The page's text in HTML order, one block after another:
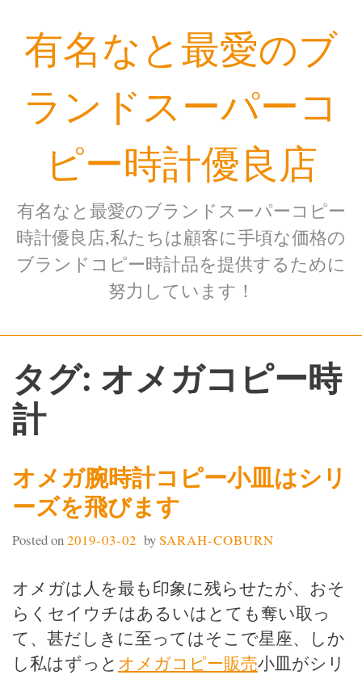
Skip
to有名なと最愛のブ
ランドスーパーコ
ピー時計優良店
有名なと最愛のブランドスーパーコピー
時計優良店,私たちは顧客に手頃な価格の
ブランドコピー時計品を提供するために
努力しています！
タグ: オメガコピー時
計
オメガ腕時計コピー小皿はシリ
ーズを飛びます
Posted on2019-03-02 bySARAH-COBURN
オメガは人を最も印象に残らせたが、おそ
らくセイウチはあるいはとても奪い取っ
て、甚だしきに至ってはそこで星座、しか
し私はずっと オメガコピー販売小皿がシリ